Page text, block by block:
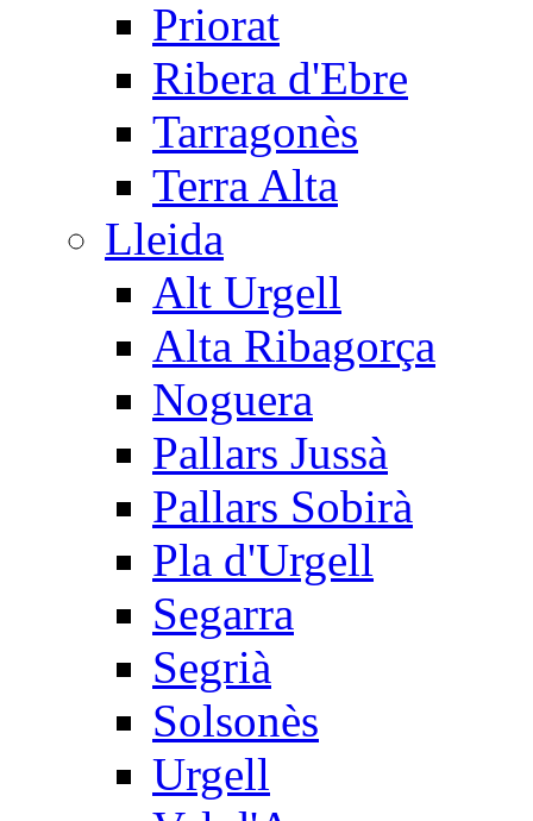
Priorat
Ribera d'Ebre
Tarragonès
Terra Alta
Lleida
Alt Urgell
Alta Ribagorça
Noguera
Pallars Jussà
Pallars Sobirà
Pla d'Urgell
Segarra
Segrià
Solsonès
Urgell